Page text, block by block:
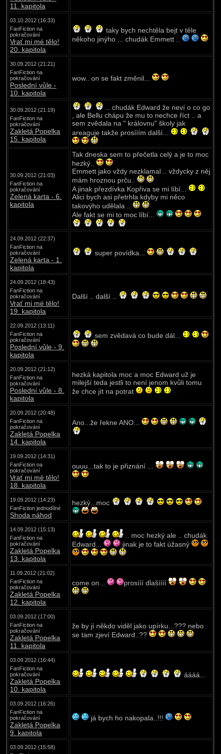
11. kapitola
03.10.2012 (16:33)
FanFiction na
pokračování
Vrať mi mé tělo!
20. kapitola
taky bych nechtěla bejt v těle
někoho jinýho ... chudák Emmett ..
30.09.2012 (21:21)
FanFiction na
pokračování
Poslední vůle -
10. kapitola
wow.. on se fakt změnil...
30.09.2012 (21:19)
FanFiction na
pokračování
Zakletá Popelka
15. kapitola
.. chudák Edward že neví o co go
, ale Bellu chápu že mu to nechce říct .. a
sem zvědala na " královnu" školy jak
areaguje takže prosííím další...
30.09.2012 (21:03)
FanFiction na
pokračování
Zelená karta - 6.
kapitola
Tak dneska sem to přečetla celý a je to moc
hezký..
Emmett jako vždy nezklamal .. vždycky z něj
mám hroznou prču..
A jinak přezdívka Kopřiva se mi líbí...
Alici bych asi přetrhla kdyby mi něco
takovýho udělala ..
Ale fakt se mi to moc líbí...
24.09.2012 (22:37)
FanFiction na
pokračování
Zelená karta - 1.
kapitola
super povídka...
24.09.2012 (18:43)
FanFiction na
pokračování
Vrať mi mé tělo!
19. kapitola
Další .. další ..
22.09.2012 (13:11)
FanFiction na
pokračování
Poslední vůle - 9.
kapitola
sem zvědavá co bude dál...
20.09.2012 (21:12)
FanFiction na
pokračování
Poslední vůle - 8.
kapitola
hezká kapitola moc a moc Edward už je
milejší teda jestli to není jenom kvůli tomu
že chce jít na potrat
20.09.2012 (20:48)
FanFiction na
pokračování
Zakletá Popelka
14. kapitola
Ano...že řekne ANO...
19.09.2012 (14:31)
FanFiction na
pokračování
Vrať mi mé tělo!
18. kapitola
ouuu...tak to je přiznání ...
19.09.2012 (14:23)
FanFiction jednodílné
Shoda náhod
hezký...moc
14.09.2012 (15:13)
FanFiction na
pokračování
Zakletá Popelka
13. kapitola
.. moc hezký ale .. chudák
Edward...
jinak je to fakt úžasný
11.09.2012 (21:02)
FanFiction na
pokračování
Zakletá Popelka
12. kapitola
come on... prosííí dlašíííí
03.09.2012 (17:00)
FanFiction na
pokračování
Zakletá Popelka
11. kapitola
že by jí někdo viděl jako upírku...??? nebo
se tam zjeví Edward..??
03.09.2012 (16:44)
FanFiction na
pokračování
Zakletá Popelka
10. kapitola
áááá...
03.09.2012 (16:26)
FanFiction na
pokračování
Zakletá Popelka
9. kapitola
já bych ho nakopala..!!!
03.09.2012 (15:58)